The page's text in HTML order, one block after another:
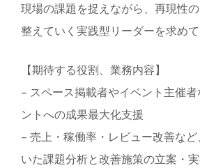
現場の課題を捉えながら、再現性
整えていく実践型リーダーを求めて
【期待する役割、業務内容】
– スペース掲載者やイベント主催
ントへの成果最大化支援
– 売上・稼働率・レビュー改善な
いた課題分析と改善施策の立案・